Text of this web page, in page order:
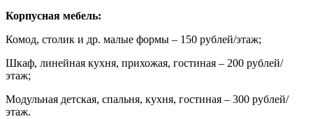
Корпусная мебель:
Комод, столик и др. малые формы – 150 рублей/этаж;
Шкаф, линейная кухня, прихожая, гостиная – 200 рублей/
этаж;
Модульная детская, спальня, кухня, гостиная – 300 рублей/
этаж.